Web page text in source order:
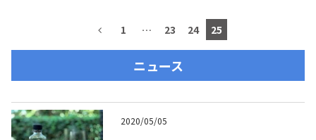
1 … 23 24 25
ニュース
2020/05/05